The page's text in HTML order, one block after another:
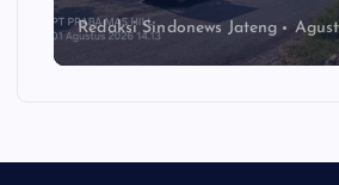
Redaksi Sindonews Jateng